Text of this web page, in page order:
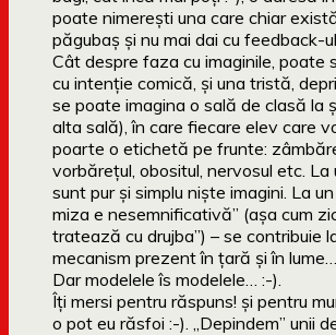
poate nimerești una care chiar
păgubaș și nu mai dai cu feedback-ul.
Cât despre faza cu imaginile, poate
cu intenție comică, și una tristă,
se poate imagina o sală de clasă la
alta sală), în care fiecare elev care
poarte o etichetă pe frunte:
vorbărețul, obositul, nervosul etc. La
sunt pur și simplu niște imagini. La
miza e nesemnificativă” (așa cum
tratează cu drujba”) – se contribuie
mecanism prezent în țară și în lume…
Dar modelele îs modelele… :-).
Îți mersi pentru răspuns! și pentru
o pot eu răsfoi :-). „Depindem” unii